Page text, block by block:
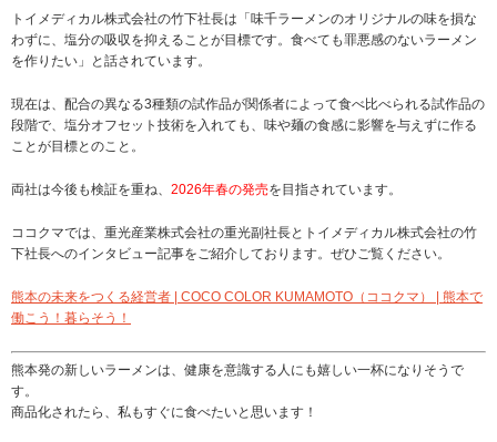
トイメディカル株式会社の竹下社長は「味千ラーメンのオリジナルの味を損な
わずに、塩分の吸収を抑えることが目標です。食べても罪悪感のないラーメン
を作りたい」と話されています。
現在は、配合の異なる3種類の試作品が関係者によって食べ比べられる試作品の
段階で、塩分オフセット技術を入れても、味や麺の食感に影響を与えずに作る
ことが目標とのこと。
両社は今後も検証を重ね、 2026年春の発売を目指されています。
ココクマでは、重光産業株式会社の重光副社長とトイメディカル株式会社の竹
下社長へのインタビュー記事をご紹介しております。ぜひご覧ください。
熊本の未来をつくる経営者 | COCO COLOR KUMAMOTO（ココクマ） | 熊本で
働こう！暮らそう！
熊本発の新しいラーメンは、健康を意識する人にも嬉しい一杯になりそうで
す。
商品化されたら、私もすぐに食べたいと思います！